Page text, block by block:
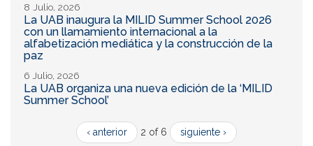
8 Julio, 2026
La UAB inaugura la MILID Summer School 2026
con un llamamiento internacional a la
alfabetización mediática y la construcción de la
paz
6 Julio, 2026
La UAB organiza una nueva edición de la ‘MILID
Summer School’
‹ anterior 2 of 6 siguiente ›